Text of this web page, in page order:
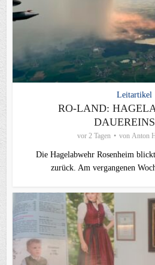
Leitartikel
RO-LAND:
vor 2 Tagen von Anton
Die Hagelabwehr Rosenheim
zurück. Am vergangenen